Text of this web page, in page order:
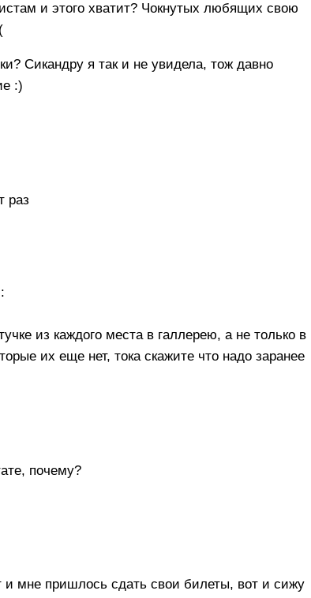
и этого хватит? Чокнутых любящих свою
Сикандру я так и не увидела, тож давно
:)
раз
из каждого места в галлерею, а не только в
их еще нет, тока скажите что надо заранее
почему?
и мне пришлось сдать свои билеты, вот и сижу